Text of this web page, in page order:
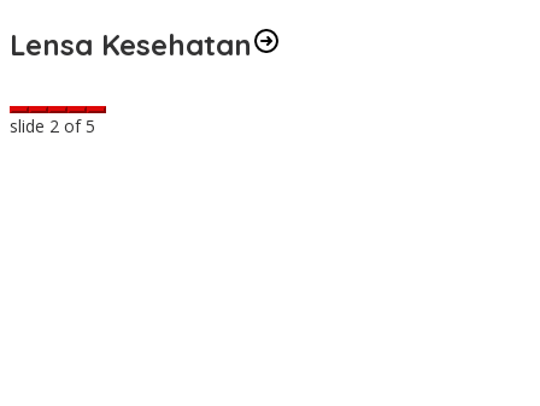
Lensa Kesehatan
slide 2 of 5